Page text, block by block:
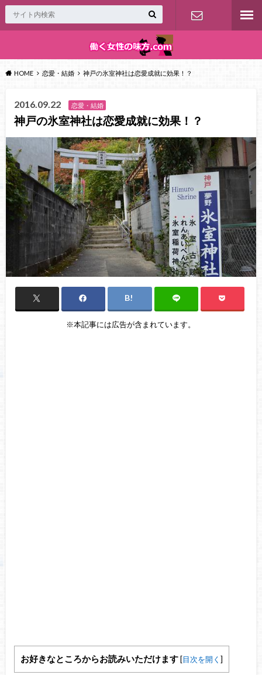
HOME 恋愛・結婚 神戸の氷室神社は恋愛成就に効果！？
2016.09.22 恋愛・結婚
神戸の氷室神社は恋愛成就に効果！？
※本記事には広告が含まれています。
お好きなところからお読みいただけます [目次を開く ]